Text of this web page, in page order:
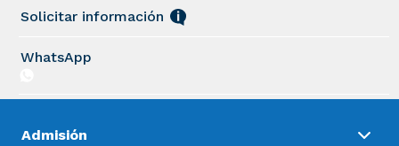
Solicitar información
WhatsApp
Admisión